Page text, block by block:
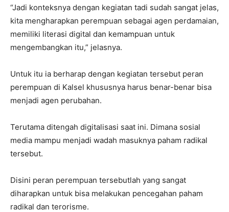
“Jadi konteksnya dengan kegiatan tadi sudah sangat jelas,
kita mengharapkan perempuan sebagai agen perdamaian,
memiliki literasi digital dan kemampuan untuk
mengembangkan itu,” jelasnya.
Untuk itu ia berharap dengan kegiatan tersebut peran
perempuan di Kalsel khususnya harus benar-benar bisa
menjadi agen perubahan.
Terutama ditengah digitalisasi saat ini. Dimana sosial
media mampu menjadi wadah masuknya paham radikal
tersebut.
Disini peran perempuan tersebutlah yang sangat
diharapkan untuk bisa melakukan pencegahan paham
radikal dan terorisme.